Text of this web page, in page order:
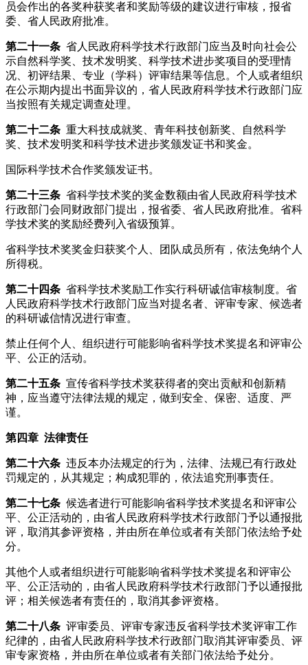
员会作出的各奖种获奖者和奖励等级的建议进行审核，报省
委、省人民政府批准。
第二十一条 省人民政府科学技术行政部门应当及时向社会公
示自然科学奖、技术发明奖、科学技术进步奖项目的受理情
况、初评结果、专业（学科）评审结果等信息。个人或者组织
在公示期内提出书面异议的，省人民政府科学技术行政部门应
当按照有关规定调查处理。
第二十二条 重大科技成就奖、青年科技创新奖、自然科学
奖、技术发明奖和科学技术进步奖颁发证书和奖金。
国际科学技术合作奖颁发证书。
第二十三条 省科学技术奖的奖金数额由省人民政府科学技术
行政部门会同财政部门提出，报省委、省人民政府批准。省科
学技术奖的奖励经费列入省级预算。
省科学技术奖奖金归获奖个人、团队成员所有，依法免纳个人
所得税。
第二十四条 省科学技术奖励工作实行科研诚信审核制度。省
人民政府科学技术行政部门应当对提名者、评审专家、候选者
的科研诚信情况进行审查。
禁止任何个人、组织进行可能影响省科学技术奖提名和评审公
平、公正的活动。
第二十五条 宣传省科学技术奖获得者的突出贡献和创新精
神，应当遵守法律法规的规定，做到安全、保密、适度、严
谨。
第四章 法律责任
第二十六条 违反本办法规定的行为，法律、法规已有行政处
罚规定的，从其规定；构成犯罪的，依法追究刑事责任。
第二十七条 候选者进行可能影响省科学技术奖提名和评审公
平、公正活动的，由省人民政府科学技术行政部门予以通报批
评，取消其参评资格，并由所在单位或者有关部门依法给予处
分。
其他个人或者组织进行可能影响省科学技术奖提名和评审公
平、公正活动的，由省人民政府科学技术行政部门予以通报批
评；相关候选者有责任的，取消其参评资格。
第二十八条 评审委员、评审专家违反省科学技术奖评审工作
纪律的，由省人民政府科学技术行政部门取消其评审委员、评
审专家资格，并由所在单位或者有关部门依法给予处分。